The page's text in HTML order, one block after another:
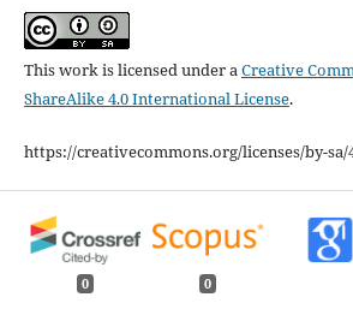
This work is licensed under aCreative
ShareAlike 4.0 International License.
https://creativecommons.org/licenses/by-sa/
0 0